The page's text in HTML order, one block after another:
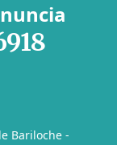
Bariloche -